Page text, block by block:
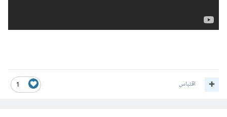
1 اقتباس